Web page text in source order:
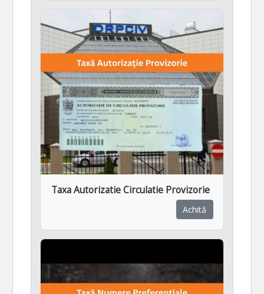
Taxa Autorizatie Circulatie Provizorie
Achită